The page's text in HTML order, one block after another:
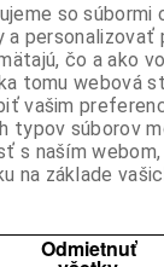
so súbormi
personalizovať
čo a ako
tomu webová
vašim
typov súborov
s naším
na základe
Odmietnuť